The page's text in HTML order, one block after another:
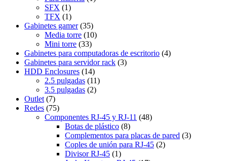
SFX (1)
TFX (1)
Gabinetes gamer (35)
Media torre (10)
Mini torre (33)
Gabinetes para computadoras de escritorio (4)
Gabinetes para servidor rack (3)
HDD Enclosures (14)
2.5 pulgadas (11)
3.5 pulgadas (2)
Outlet (7)
Redes (75)
Componentes RJ-45 y RJ-11 (48)
Botas de plástico (8)
Complementos para placas de pared (3)
Coples de unión para RJ-45 (2)
Divisor RJ-45 (1)